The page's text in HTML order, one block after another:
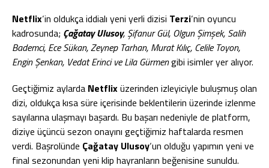
Netflix‘in oldukça iddialı yeni yerli dizisi Terzi‘nin oyuncu
kadrosunda; Çağatay Ulusoy, Şifanur Gül, Olgun Şimşek, Salih
Bademci, Ece Sükan, Zeynep Tarhan, Murat Kılıç, Celile Toyon,
Engin Şenkan, Vedat Erinci ve Lila Gürmengibi isimler yer alıyor.
Geçtiğimiz aylarda Netflixüzerinden izleyiciyle buluşmuş olan
dizi, oldukça kısa süre içerisinde beklentilerin üzerinde izlenme
sayılarına ulaşmayı başardı. Bu başarı nedeniyle de platform,
diziye üçüncü sezon onayını geçtiğimiz haftalarda resmen
verdi. Başrolünde Çağatay Ulusoy‘un olduğu yapımın yeni ve
final sezonundan yeni klip hayranların beğenisine sunuldu.